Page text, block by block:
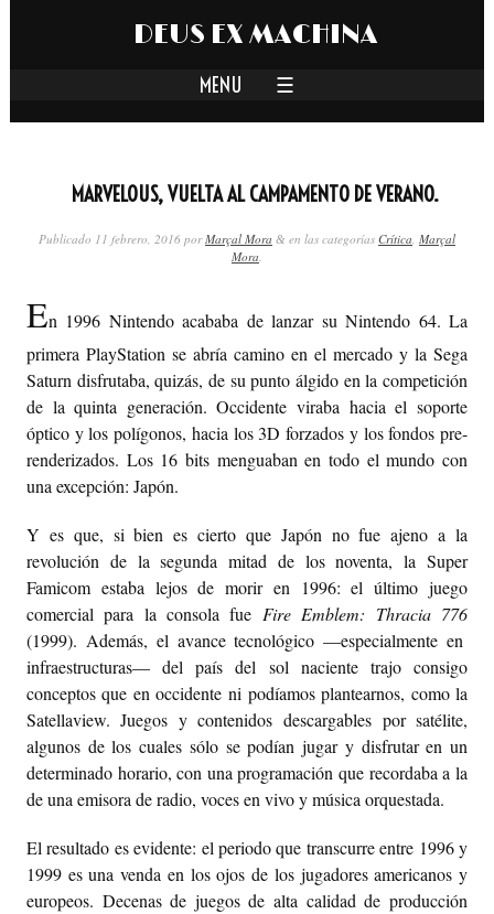
DEUS EX MACHINA
☰
MARVELOUS, VUELTA AL CAMPAMENTO DE VERANO.
Publicado 11 febrero, 2016 porMarçal Mora & en las categorías Crítica, Marçal
Mora.
En 1996 Nintendo acababa de lanzar su Nintendo 64. La
primera PlayStation se abría camino en el mercado y la Sega
Saturn disfrutaba, quizás, de su punto álgido en la competición
de la quinta generación. Occidente viraba hacia el soporte
óptico y los polígonos, hacia los 3D forzados y los fondos pre-
renderizados. Los 16 bits menguaban en todo el mundo con
una excepción: Japón.
Y es que, si bien es cierto que Japón no fue ajeno a la
revolución de la segunda mitad de los noventa, la Super
Famicom estaba lejos de morir en 1996: el último juego
comercial para la consola fue Fire Emblem: Thracia 776
(1999). Además, el avance tecnológico —especialmente en
infraestructuras— del país del sol naciente trajo consigo
conceptos que en occidente ni podíamos plantearnos, como la
Satellaview. Juegos y contenidos descargables por satélite,
algunos de los cuales sólo se podían jugar y disfrutar en un
determinado horario, con una programación que recordaba a la
de una emisora de radio, voces en vivo y música orquestada.
El resultado es evidente: el periodo que transcurre entre 1996 y
1999 es una venda en los ojos de los jugadores americanos y
europeos. Decenas de juegos de alta calidad de producción